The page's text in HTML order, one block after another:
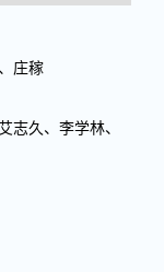
庄稼
志久、李学林、